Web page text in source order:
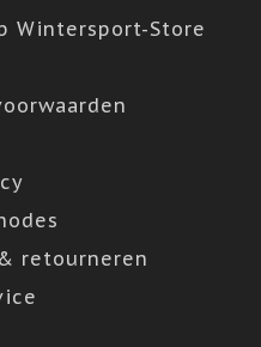
Wintersport-Store
retourneren